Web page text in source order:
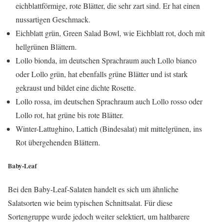
eichblattförmige, rote Blätter, die sehr zart sind. Er hat einen
nussartigen Geschmack.
Eichblatt grün, Green Salad Bowl, wie Eichblatt rot, doch mit
hellgrünen Blättern.
Lollo bionda, im deutschen Sprachraum auch Lollo bianco
oder Lollo grün, hat ebenfalls grüne Blätter und ist stark
gekraust und bildet eine dichte Rosette.
Lollo rossa, im deutschen Sprachraum auch Lollo rosso oder
Lollo rot, hat grüne bis rote Blätter.
Winter-Lattughino, Lattich (Bindesalat) mit mittelgrünen, ins
Rot übergehenden Blättern.
Baby-Leaf
Bei den Baby-Leaf-Salaten handelt es sich um ähnliche
Salatsorten wie beim typischen Schnittsalat. Für diese
Sortengruppe wurde jedoch weiter selektiert, um haltbarere